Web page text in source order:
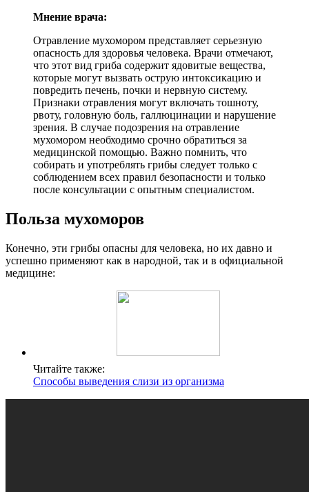
Мнение врача:
Отравление мухомором представляет серьезную
опасность для здоровья человека. Врачи отмечают,
что этот вид гриба содержит ядовитые вещества,
которые могут вызвать острую интоксикацию и
повредить печень, почки и нервную систему.
Признаки отравления могут включать тошноту,
рвоту, головную боль, галлюцинации и нарушение
зрения. В случае подозрения на отравление
мухомором необходимо срочно обратиться за
медицинской помощью. Важно помнить, что
собирать и употреблять грибы следует только с
соблюдением всех правил безопасности и только
после консультации с опытным специалистом.
Польза мухоморов
Конечно, эти грибы опасны для человека, но их давно и
успешно применяют как в народной, так и в официальной
медицине:
Читайте также:
Способы выведения слизи из организма